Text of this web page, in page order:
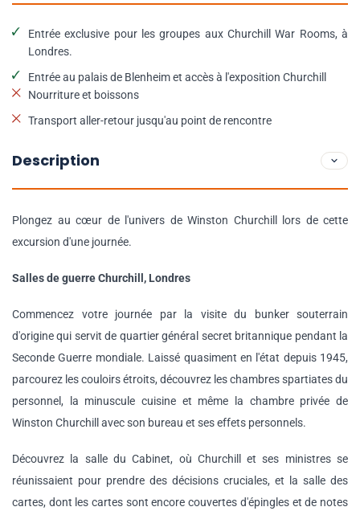
Entrée exclusive pour les groupes aux Churchill War Rooms, à
Londres.
Entrée au palais de Blenheim et accès à l'exposition Churchill
Nourriture et boissons
Transport aller-retour jusqu'au point de rencontre
Description
Plongez au cœur de l'univers de Winston Churchill lors de cette
excursion d'une journée.
Salles de guerre Churchill, Londres
Commencez votre journée par la visite du bunker souterrain
d'origine qui servit de quartier général secret britannique pendant la
Seconde Guerre mondiale. Laissé quasiment en l'état depuis 1945,
parcourez les couloirs étroits, découvrez les chambres spartiates du
personnel, la minuscule cuisine et même la chambre privée de
Winston Churchill avec son bureau et ses effets personnels.
Découvrez la salle du Cabinet, où Churchill et ses ministres se
réunissaient pour prendre des décisions cruciales, et la salle des
cartes, dont les cartes sont encore couvertes d'épingles et de notes